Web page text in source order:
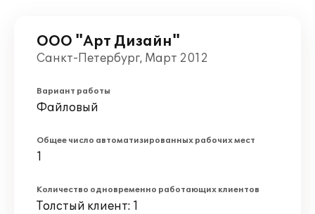
ООО "Арт Дизайн"
Санкт-Петербург, Март 2012
Вариант работы
Файловый
Общее число автоматизированных рабочих мест
1
Количество одновременно работающих клиентов
Толстый клиент: 1